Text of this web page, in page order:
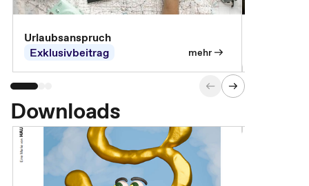
Urlaubsanspruch
Exklusivbeitrag
mehr
Downloads